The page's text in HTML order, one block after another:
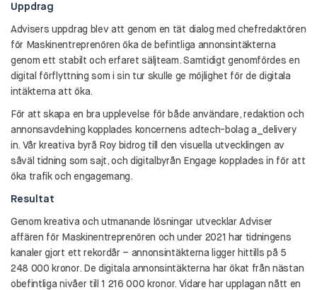
Uppdrag
Advisers uppdrag blev att genom en tät dialog med chefredaktören
för Maskinentreprenören öka de befintliga annonsintäkterna
genom ett stabilt och erfaret säljteam. Samtidigt genomfördes en
digital förflyttning som i sin tur skulle ge möjlighet för de digitala
intäkterna att öka.
För att skapa en bra upplevelse för både användare, redaktion och
annonsavdelning kopplades koncernens adtech-bolag a_delivery
in. Vår kreativa byrå Roy bidrog till den visuella utvecklingen av
såväl tidning som sajt, och digitalbyrån Engage kopplades in för att
öka trafik och engagemang.
Resultat
Genom kreativa och utmanande lösningar utvecklar Adviser
affären för Maskinentreprenören och under 2021 har tidningens
kanaler gjort ett rekordår – annonsintäkterna ligger hittills på 5
248 000 kronor. De digitala annonsintäkterna har ökat från nästan
obefintliga nivåer till 1 216 000 kronor. Vidare har upplagan nått en